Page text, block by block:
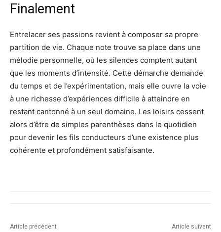
Finalement
Entrelacer ses passions revient à composer sa propre
partition de vie. Chaque note trouve sa place dans une
mélodie personnelle, où les silences comptent autant
que les moments d’intensité. Cette démarche demande
du temps et de l’expérimentation, mais elle ouvre la voie
à une richesse d’expériences difficile à atteindre en
restant cantonné à un seul domaine. Les loisirs cessent
alors d’être de simples parenthèses dans le quotidien
pour devenir les fils conducteurs d’une existence plus
cohérente et profondément satisfaisante.
Article précédent Article suivant